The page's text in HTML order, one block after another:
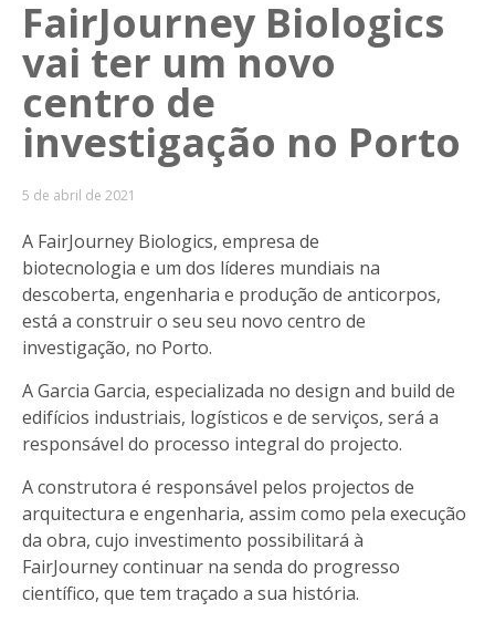
FairJourney Biologics
vai ter um novo
centro de
investigação no Porto
5 de abril de 2021
A FairJourney Biologics, empresa de
biotecnologia e um dos líderes mundiais na
descoberta, engenharia e produção de anticorpos,
está a construir o seu seu novo centro de
investigação, no Porto.
A Garcia Garcia, especializada no design and build de
edifícios industriais, logísticos e de serviços, será a
responsável do processo integral do projecto.
A construtora é responsável pelos projectos de
arquitectura e engenharia, assim como pela execução
da obra, cujo investimento possibilitará à
FairJourney continuar na senda do progresso
científico, que tem traçado a sua história.